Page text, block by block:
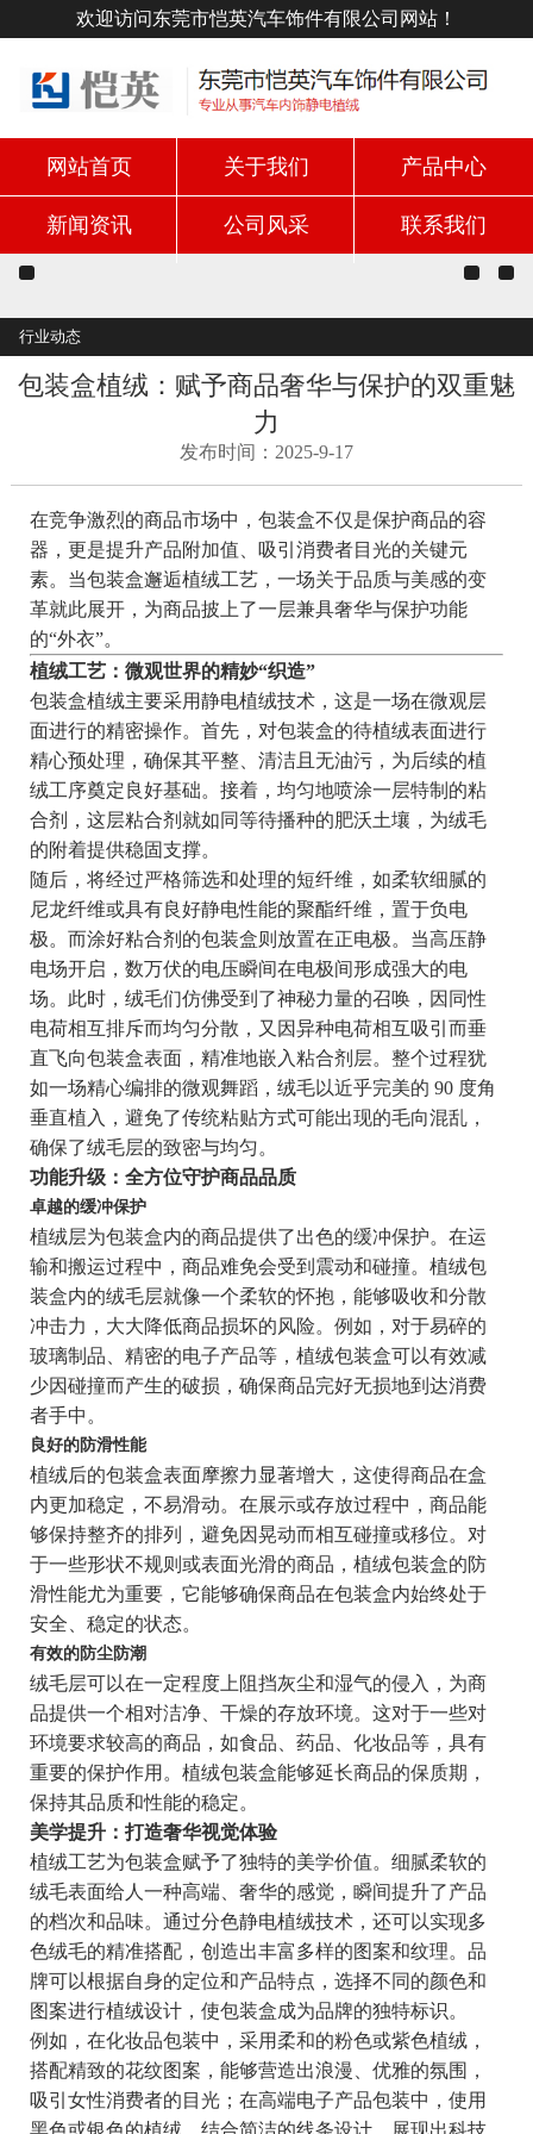
欢迎访问东莞市恺英汽车饰件有限公司网站！
网站首页 关于我们 产品中心
新闻资讯 公司风采 联系我们
行业动态
包装盒植绒：赋予商品奢华与保护的双重魅
力
发布时间：2025-9-17
在竞争激烈的商品市场中，包装盒不仅是保护商品的容
器，更是提升产品附加值、吸引消费者目光的关键元
素。当包装盒邂逅植绒工艺，一场关于品质与美感的变
革就此展开，为商品披上了一层兼具奢华与保护功能
的“外衣”。
植绒工艺：微观世界的精妙“织造”
包装盒植绒主要采用静电植绒技术，这是一场在微观层
面进行的精密操作。首先，对包装盒的待植绒表面进行
精心预处理，确保其平整、清洁且无油污，为后续的植
绒工序奠定良好基础。接着，均匀地喷涂一层特制的粘
合剂，这层粘合剂就如同等待播种的肥沃土壤，为绒毛
的附着提供稳固支撑。
随后，将经过严格筛选和处理的短纤维，如柔软细腻的
尼龙纤维或具有良好静电性能的聚酯纤维，置于负电
极。而涂好粘合剂的包装盒则放置在正电极。当高压静
电场开启，数万伏的电压瞬间在电极间形成强大的电
场。此时，绒毛们仿佛受到了神秘力量的召唤，因同性
电荷相互排斥而均匀分散，又因异种电荷相互吸引而垂
直飞向包装盒表面，精准地嵌入粘合剂层。整个过程犹
如一场精心编排的微观舞蹈，绒毛以近乎完美的 90 度角
垂直植入，避免了传统粘贴方式可能出现的毛向混乱，
确保了绒毛层的致密与均匀。
功能升级：全方位守护商品品质
卓越的缓冲保护
植绒层为包装盒内的商品提供了出色的缓冲保护。在运
输和搬运过程中，商品难免会受到震动和碰撞。植绒包
装盒内的绒毛层就像一个柔软的怀抱，能够吸收和分散
冲击力，大大降低商品损坏的风险。例如，对于易碎的
玻璃制品、精密的电子产品等，植绒包装盒可以有效减
少因碰撞而产生的破损，确保商品完好无损地到达消费
者手中。
良好的防滑性能
植绒后的包装盒表面摩擦力显著增大，这使得商品在盒
内更加稳定，不易滑动。在展示或存放过程中，商品能
够保持整齐的排列，避免因晃动而相互碰撞或移位。对
于一些形状不规则或表面光滑的商品，植绒包装盒的防
滑性能尤为重要，它能够确保商品在包装盒内始终处于
安全、稳定的状态。
有效的防尘防潮
绒毛层可以在一定程度上阻挡灰尘和湿气的侵入，为商
品提供一个相对洁净、干燥的存放环境。这对于一些对
环境要求较高的商品，如食品、药品、化妆品等，具有
重要的保护作用。植绒包装盒能够延长商品的保质期，
保持其品质和性能的稳定。
美学提升：打造奢华视觉体验
植绒工艺为包装盒赋予了独特的美学价值。细腻柔软的
绒毛表面给人一种高端、奢华的感觉，瞬间提升了产品
的档次和品味。通过分色静电植绒技术，还可以实现多
色绒毛的精准搭配，创造出丰富多样的图案和纹理。品
牌可以根据自身的定位和产品特点，选择不同的颜色和
图案进行植绒设计，使包装盒成为品牌的独特标识。
例如，在化妆品包装中，采用柔和的粉色或紫色植绒，
搭配精致的花纹图案，能够营造出浪漫、优雅的氛围，
吸引女性消费者的目光；在高端电子产品包装中，使用